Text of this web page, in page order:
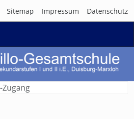
Sitemap Impressum Datenschutz
Zugang